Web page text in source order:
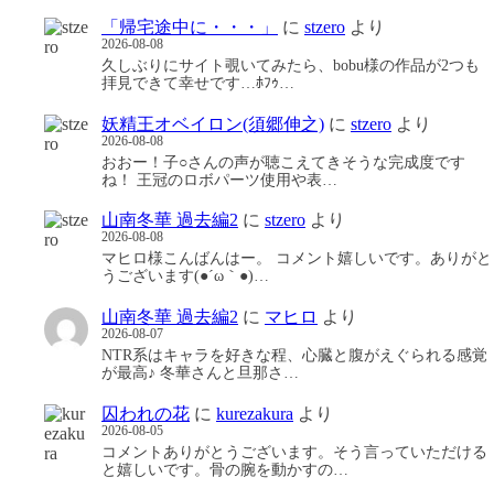
「帰宅途中に・・・」
に stzero より
2026-08-08
久しぶりにサイト覗いてみたら、bobu様の作品が2つも
拝見できて幸せです…ﾎﾌｩ…
妖精王オベイロン(須郷伸之) に stzero より
2026-08-08
おおー！子○さんの声が聴こえてきそうな完成度です
ね！ 王冠のロボパーツ使用や表…
山南冬華 過去編2 に stzero より
2026-08-08
マヒロ様こんばんはー。 コメント嬉しいです。ありがと
うございます(●´ω｀●)…
山南冬華 過去編2 に マヒロ より
2026-08-07
NTR系はキャラを好きな程、心臓と腹がえぐられる感覚
が最高♪ 冬華さんと旦那さ…
囚われの花 に kurezakura より
2026-08-05
コメントありがとうございます。そう言っていただける
と嬉しいです。骨の腕を動かすの…